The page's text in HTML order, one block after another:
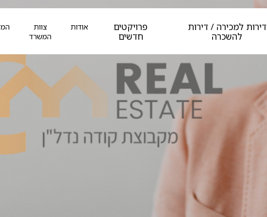
דירות למכירה / דירות
להשכרה
פרויקטים
חדשים
אודות
צוות
המשרד